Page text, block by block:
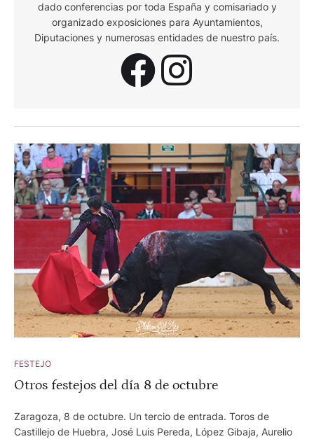
dado conferencias por toda España y comisariado y
organizado exposiciones para Ayuntamientos,
Diputaciones y numerosas entidades de nuestro país.
FESTEJO
Otros festejos del día 8 de octubre
Zaragoza, 8 de octubre. Un tercio de entrada. Toros de
Castillejo de Huebra, José Luis Pereda, López Gibaja, Aurelio